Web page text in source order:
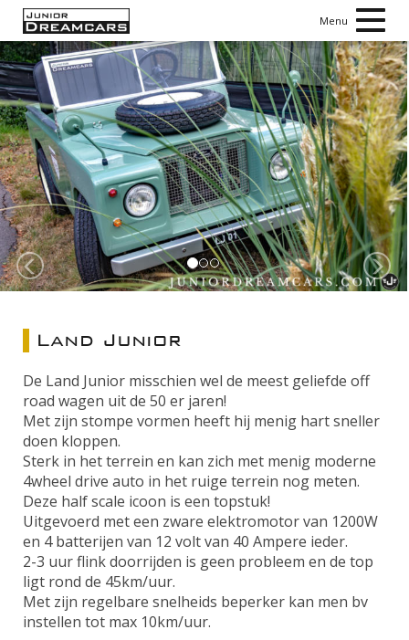
Menu
Vorige
Land Junior
De Land Junior misschien wel de meest geliefde off
road wagen uit de 50 er jaren!
Met zijn stompe vormen heeft hij menig hart sneller
doen kloppen.
Sterk in het terrein en kan zich met menig moderne
4wheel drive auto in het ruige terrein nog meten.
Deze half scale icoon is een topstuk!
Uitgevoerd met een zware elektromotor van 1200W
en 4 batterijen van 12 volt van 40 Ampere ieder.
2-3 uur flink doorrijden is geen probleem en de top
ligt rond de 45km/uur.
Met zijn regelbare snelheids beperker kan men bv
instellen tot max 10km/uur.